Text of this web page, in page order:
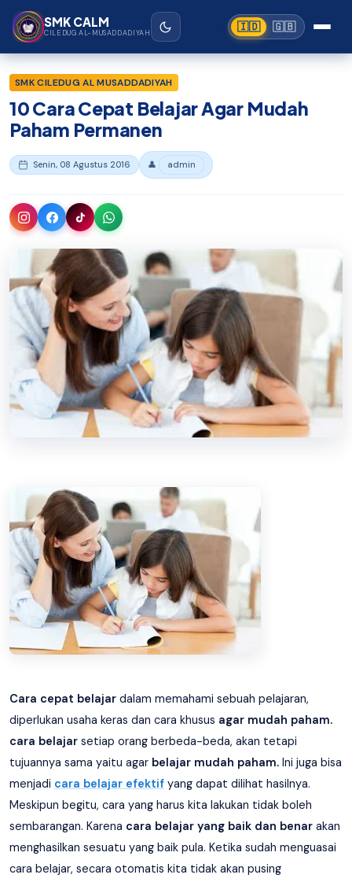
Lewati ke konten utama
SMK CALM
CILEDUG AL-MUSADDADIYAH 🇮🇩 🇬🇧
Beranda
SMK CILEDUG AL MUSADDADIYAH
10 Cara Cepat Belajar Agar Mudah
Paham Permanen
Senin, 08 Agustus 2016 👤 admin
Cara cepat belajar dalam memahami sebuah pelajaran,
diperlukan usaha keras dan cara khusus agar mudah paham.
cara belajar setiap orang berbeda-beda, akan tetapi
tujuannya sama yaitu agar belajar mudah paham. Ini juga bisa
menjadi cara belajar efektif yang dapat dilihat hasilnya.
Meskipun begitu, cara yang harus kita lakukan tidak boleh
sembarangan. Karena cara belajar yang baik dan benar akan
menghasilkan sesuatu yang baik pula. Ketika sudah menguasai
cara belajar, secara otomatis kita tidak akan pusing